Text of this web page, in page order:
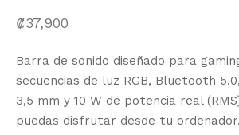
₡37,900
Barra de sonido diseñado para
secuencias de luz RGB, Bluetooth
3,5 mm y 10 W de potencia real
puedas disfrutar desde tu ordenador.